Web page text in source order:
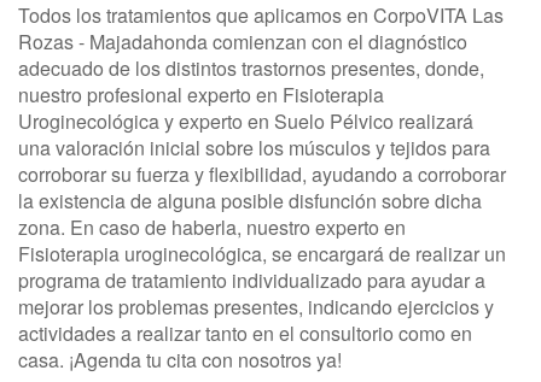
Todos los tratamientos que aplicamos en CorpoVITA Las
Rozas - Majadahonda comienzan con el diagnóstico
adecuado de los distintos trastornos presentes, donde,
nuestro profesional experto en Fisioterapia
Uroginecológica y experto en Suelo Pélvico realizará
una valoración inicial sobre los músculos y tejidos para
corroborar su fuerza y flexibilidad, ayudando a corroborar
la existencia de alguna posible disfunción sobre dicha
zona. En caso de haberla, nuestro experto en
Fisioterapia uroginecológica, se encargará de realizar un
programa de tratamiento individualizado para ayudar a
mejorar los problemas presentes, indicando ejercicios y
actividades a realizar tanto en el consultorio como en
casa. ¡Agenda tu cita con nosotros ya!